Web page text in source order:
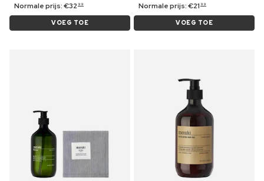
Normale prijs:€32 99
VOEG TOE
Normale prijs:€21 99
VOEG TOE